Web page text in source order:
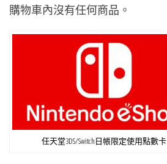
購物車內沒有任何商品。
任天堂3DS/Switch日帳限定使用點數卡